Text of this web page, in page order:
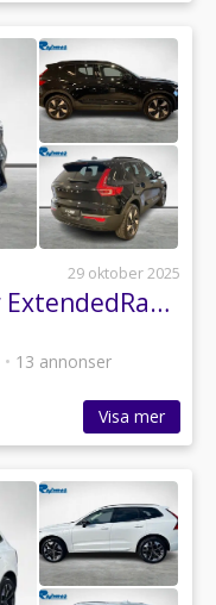
29 oktober 2025
Volvo Ex40 Single Motor ExtendedRange Plus SE
• 13 annonser
Visa mer